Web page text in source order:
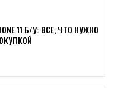
11 Б/У: ВСЕ, ЧТО НУЖНО